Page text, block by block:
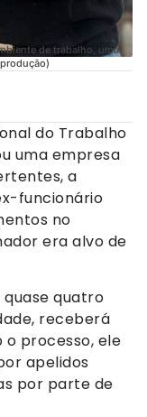
de trabalho, uma
do Trabalho
uma empresa
a
funcionário
no
era alvo de
quatro
receberá
o processo, ele
apelidos
por parte de